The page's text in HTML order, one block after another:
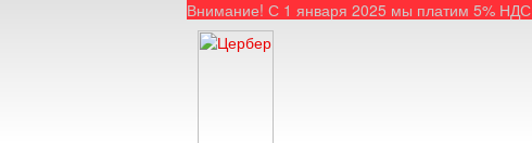
Внимание! С 1 января 2025 мы платим 5% НДС